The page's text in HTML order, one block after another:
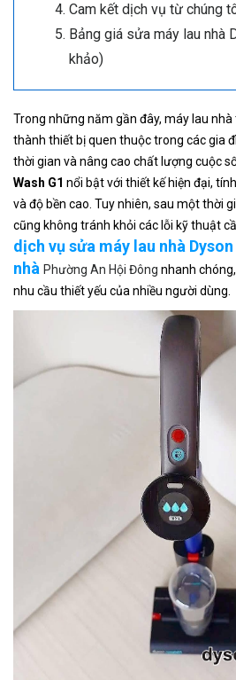
Cam kết dịch vụ từ chúng
Bảng giá sửa máy lau nhà
khảo)
Trong những năm gần đây, máy lau
thành thiết bị quen thuộc trong các gia
thời gian và nâng cao chất lượng cuộc
Wash G1 nổi bật với thiết kế hiện đại,
và độ bền cao. Tuy nhiên, sau một thời
cũng không tránh khỏi các lỗi kỹ thuật
dịch vụ sửa máy lau nhà
nhà Phường An Hội Đông nhanh
nhu cầu thiết yếu của nhiều người dùng.